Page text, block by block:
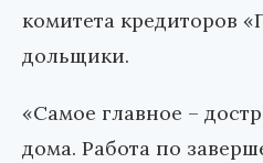
комитета кредиторов
дольщики.
«Самое главное –
дома. Работа по